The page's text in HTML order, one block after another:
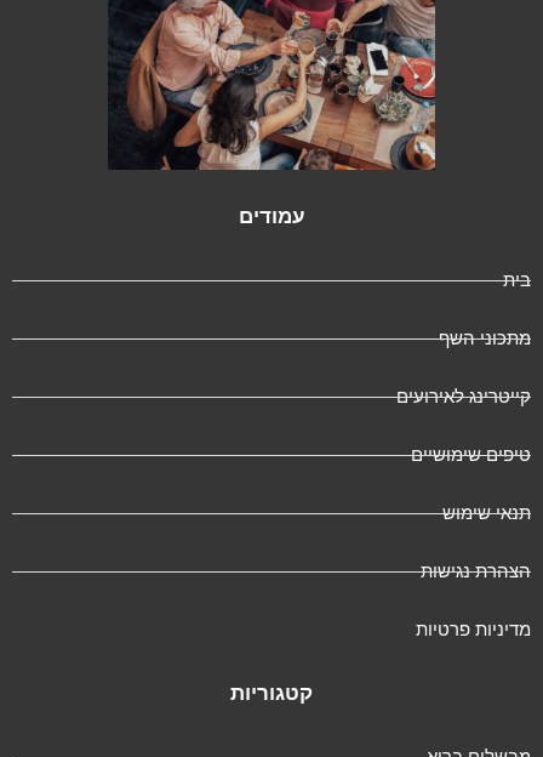
עמודים
השף
לאירועים
שימושיים
שימוש
נגישות
פרטיות
קטגוריות